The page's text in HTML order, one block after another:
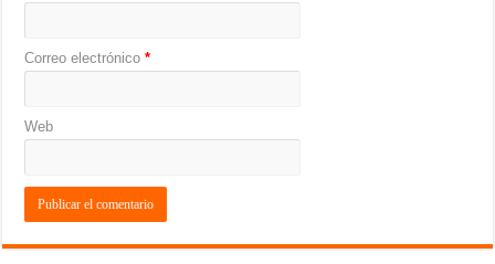
Correo electrónico*
Web